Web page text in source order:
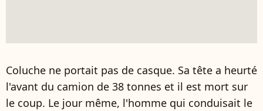
Coluche ne portait pas de casque. Sa tête a heurté
l'avant du camion de 38 tonnes et il est mort sur
le coup. Le jour même, l'homme qui conduisait le